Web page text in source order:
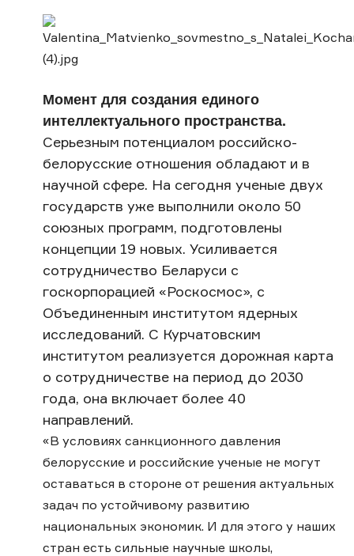
Момент для создания единого
интеллектуального пространства.
Серьезным потенциалом российско-
белорусские отношения обладают и в
научной сфере. На сегодня ученые двух
государств уже выполнили около 50
союзных программ, подготовлены
концепции 19 новых. Усиливается
сотрудничество Беларуси с
госкорпорацией «Роскосмос», с
Объединенным институтом ядерных
исследований. С Курчатовским
институтом реализуется дорожная карта
о сотрудничестве на период до 2030
года, она включает более 40
направлений.
«В условиях санкционного давления
белорусские и российские ученые не могут
оставаться в стороне от решения актуальных
задач по устойчивому развитию
национальных экономик. И для этого у наших
стран есть сильные научные школы,